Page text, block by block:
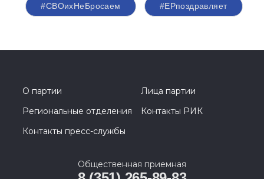
#СВОихНеБросаем #ЕРпоздравляет
О партии
Лица партии
Региональные отделения
Контакты РИК
Контакты пресс-службы
Общественная приемная